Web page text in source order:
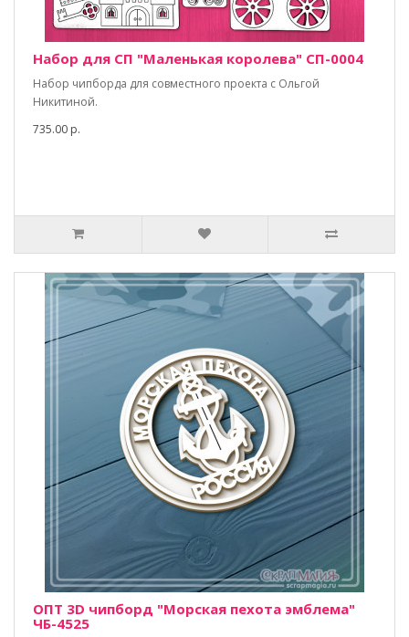
Набор для СП "Маленькая королева" СП-0004
Набор чипборда для совместного проекта с Ольгой
Никитиной.
735.00 р.
ОПТ 3D чипборд "Морская пехота эмблема"
ЧБ-4525